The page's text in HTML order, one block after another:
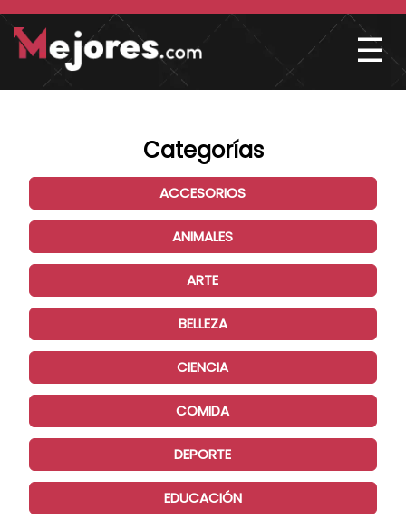
☰
Categorías
ACCESORIOS
ANIMALES
ARTE
BELLEZA
CIENCIA
COMIDA
DEPORTE
EDUCACIÓN